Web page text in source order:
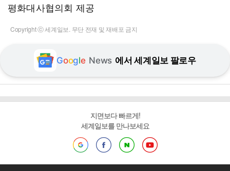
평화대사협의회 제공
Copyright ⓒ 세계일보. 무단 전재 및 재배포 금지
Google News 에서 세계일보 팔로우
지면보다 빠르게!
세계일보를 만나보세요